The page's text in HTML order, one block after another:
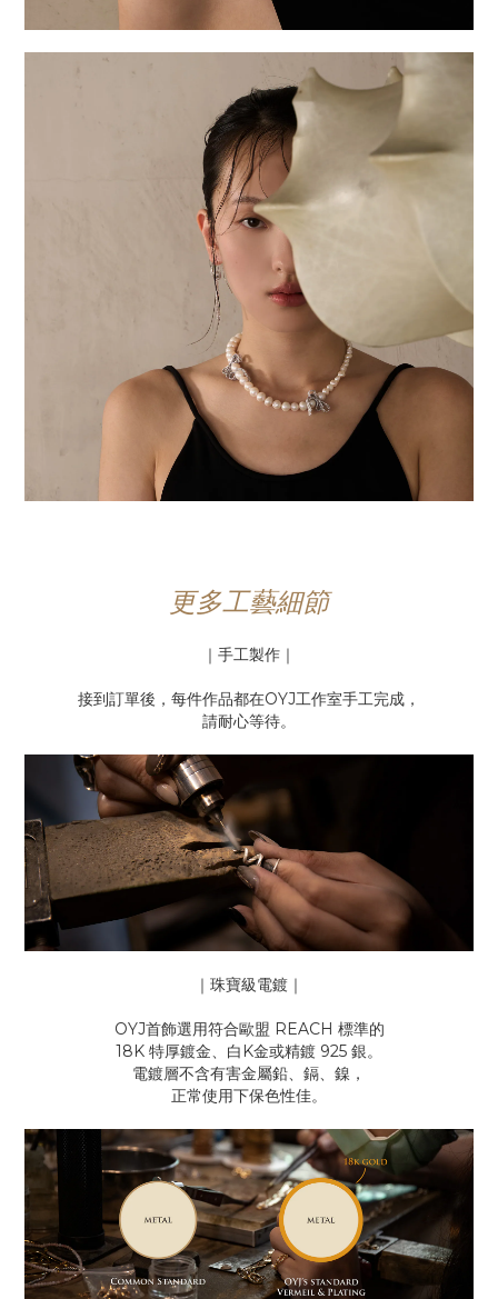
更多工藝細節
｜手工製作｜
接到訂單後，每件作品都在OYJ工作室手工完成，
請耐心等待。
｜珠寶級電鍍｜
OYJ首飾選用符合歐盟 REACH 標準的
18K 特厚鍍金、白K金或精鍍 925 銀。
電鍍層不含有害金屬鉛、鎘、鎳，
正常使用下保色性佳。